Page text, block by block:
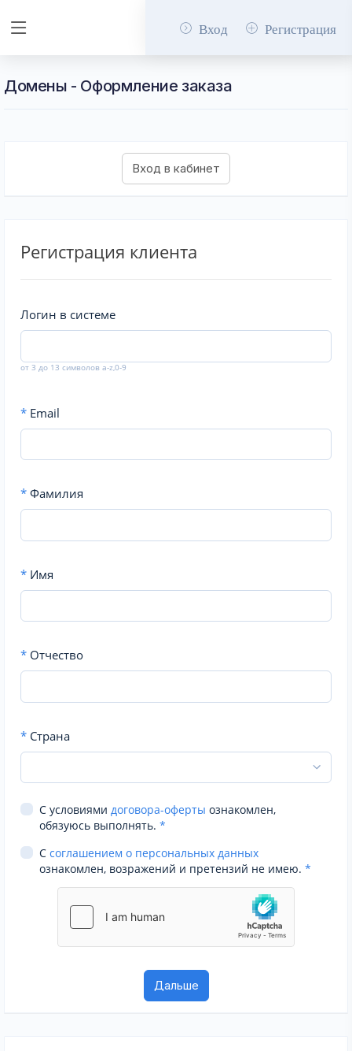
Вход Регистрация
Домены - Оформление заказа
Регистрация клиента
Логин в системе
от 3 до 13 символов a-z,0-9
* Email
* Фамилия
* Имя
* Отчество
* Страна
С условиями договора-оферты ознакомлен,
обязуюсь выполнять. *
С соглашением о персональных данных
ознакомлен, возражений и претензий не имею. *